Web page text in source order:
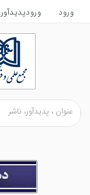
ورود ورودپدیدآور